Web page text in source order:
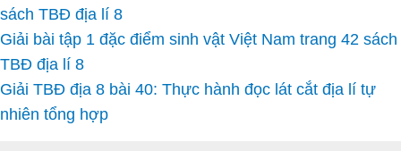
sách TBĐ địa lí 8
Giải bài tập 1 đặc điểm sinh vật Việt Nam trang 42 sách
TBĐ địa lí 8
Giải TBĐ địa 8 bài 40: Thực hành đọc lát cắt địa lí tự
nhiên tổng hợp